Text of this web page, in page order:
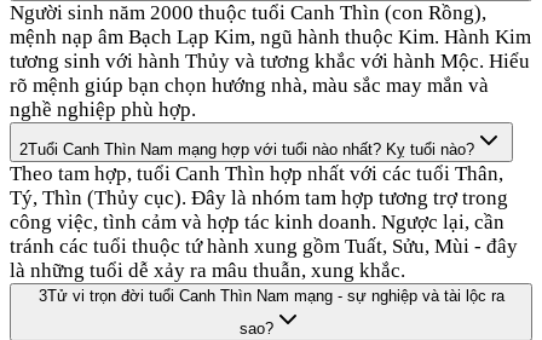
Người sinh năm 2000 thuộc tuổi Canh Thìn (con Rồng),
mệnh nạp âm Bạch Lạp Kim, ngũ hành thuộc Kim. Hành Kim
tương sinh với hành Thủy và tương khắc với hành Mộc. Hiểu
rõ mệnh giúp bạn chọn hướng nhà, màu sắc may mắn và
nghề nghiệp phù hợp.
2Tuổi Canh Thìn Nam mạng hợp với tuổi nào nhất? Kỵ tuổi nào?
Theo tam hợp, tuổi Canh Thìn hợp nhất với các tuổi Thân,
Tý, Thìn (Thủy cục). Đây là nhóm tam hợp tương trợ trong
công việc, tình cảm và hợp tác kinh doanh. Ngược lại, cần
tránh các tuổi thuộc tứ hành xung gồm Tuất, Sửu, Mùi - đây
là những tuổi dễ xảy ra mâu thuẫn, xung khắc.
3Tử vi trọn đời tuổi Canh Thìn Nam mạng - sự nghiệp và tài lộc ra
sao?